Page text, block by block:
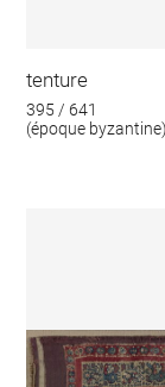
tenture
395 / 641
(époque byzantine)